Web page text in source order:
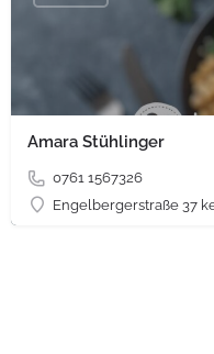
Amara Stühlinger
0761 1567326
Engelbergerstraße 37